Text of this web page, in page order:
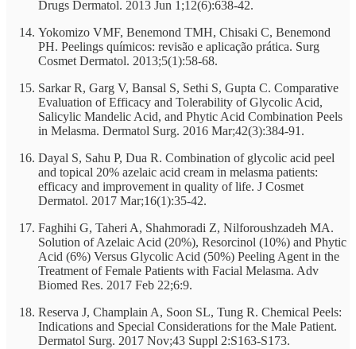
Drugs Dermatol. 2013 Jun 1;12(6):638-42.
Yokomizo VMF, Benemond TMH, Chisaki C, Benemond
PH. Peelings químicos: revisão e aplicação prática. Surg
Cosmet Dermatol. 2013;5(1):58-68.
Sarkar R, Garg V, Bansal S, Sethi S, Gupta C. Comparative
Evaluation of Efficacy and Tolerability of Glycolic Acid,
Salicylic Mandelic Acid, and Phytic Acid Combination Peels
in Melasma. Dermatol Surg. 2016 Mar;42(3):384-91.
Dayal S, Sahu P, Dua R. Combination of glycolic acid peel
and topical 20% azelaic acid cream in melasma patients:
efficacy and improvement in quality of life. J Cosmet
Dermatol. 2017 Mar;16(1):35-42.
Faghihi G, Taheri A, Shahmoradi Z, Nilforoushzadeh MA.
Solution of Azelaic Acid (20%), Resorcinol (10%) and Phytic
Acid (6%) Versus Glycolic Acid (50%) Peeling Agent in the
Treatment of Female Patients with Facial Melasma. Adv
Biomed Res. 2017 Feb 22;6:9.
Reserva J, Champlain A, Soon SL, Tung R. Chemical Peels:
Indications and Special Considerations for the Male Patient.
Dermatol Surg. 2017 Nov;43 Suppl 2:S163-S173.